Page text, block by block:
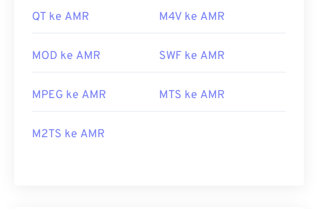
QT ke AMR M4V ke AMR
MOD ke AMR SWF ke AMR
MPEG ke AMR MTS ke AMR
M2TS ke AMR